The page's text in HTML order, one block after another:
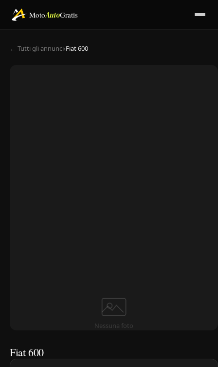
MotoAutoGratis
← Tutti gli annunci›Fiat 600
Nessuna foto
Fiat 600